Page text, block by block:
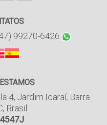
99270-6426
4, Jardim Icaraí, Barra
, Brasil